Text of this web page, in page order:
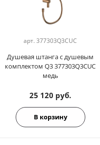
арт.377303Q3CUC
Душевая штанга с душевым
комплектом Q3 377303Q3CUC
медь
25 120 руб.
В корзину